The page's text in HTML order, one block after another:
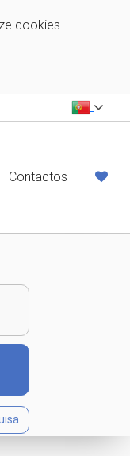
cookies.
Contactos